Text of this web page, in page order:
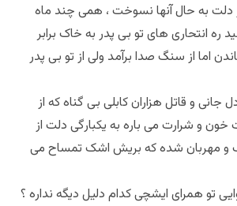
دلت به حال آنها نسوخت ، همی چند ماه
انتحاری های تو بی پدر به خاک برابر
اما از سنگ صدا برآمد ولی از تو بی پدر
و قاتل هزاران کابلی بی گناه که از
و شرارت می باره به یکبارگی دلت از
و مهربان شده که بریش اشک تمساح می
تو همرای ایشچی کدام دلیل دیگه نداره ؟